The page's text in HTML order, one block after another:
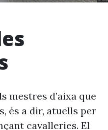
mestres d’aixa que
és a dir, atuells per
cavalleries. El